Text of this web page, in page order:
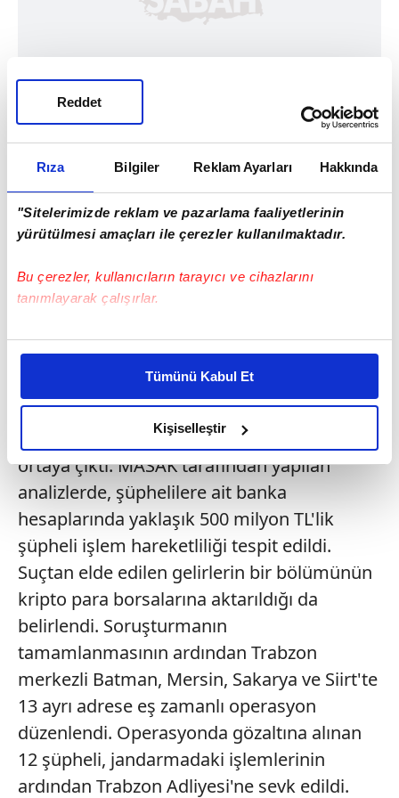
Rıza Bilgiler Reklam Ayarları Hakkında
"Sitelerimizde reklam ve pazarlama faaliyetlerinin
yürütülmesi amaçları ile çerezler kullanılmaktadır.
Bu çerezler, kullanıcıların tarayıcı ve cihazlarını
tanımlayarak çalışırlar.
Bu çerezlere izin vermeniz halinde sizlere özel
daha iyi reklam deneyimi yaşatabiliriz. Bunu yaparken
amacımızın size daha iyi bir reklam deneyimi sunmak
olduğunu ve sizlere en iyi içerikleri sunabilmek adına
elimizden gelen çabayı gösterdiğimizi ve bu noktada,
reklamların maliyetlerimizi karşılamak noktasında tek gelir
kalemimiz olduğunu sizlere hatırlatmak isteriz.
Her halükârda, kullanıcılar, bu çerezlere izin vermedikleri
takdirde, kullanıcılara hedefli reklamlar
gösterilmeyecektir."
Sizlere daha iyi bir hizmet sunabilmek için İnternet
Sitemizde kendimize ve üçüncü kişilere ait çerezler
kullanılmaktadır. Bu çerezler vasıtasıyla çeşitli kişisel
verileriniz işlenmekte olup gerekli olan çerezler bilgi
toplumu hizmetlerinin sunulması amacıyla
kullanılmaktadır. Diğer çerezler, sitemizin daha işlevsel
kılınması ve kişiselleştirilmesi ve sizlere yönelik
reklam/pazarlama faaliyetlerinin yapılması, amaçlarıyla
sınırlı olarak açık rızanız dahilinde kullanılacaktır.
Tümünü Kabul Et
Kişiselleştir
Reddet
Mağdurların kiralık banka hesaplarına para
göndermelerinin ardından ise hem iletişim
hatlarının hem de banka hesaplarının
kapatılarak izlerin kaybettirilmeye çalışıldığı
ortaya çıktı. MASAK tarafından yapılan
analizlerde, şüphelilere ait banka
hesaplarında yaklaşık 500 milyon TL'lik
şüpheli işlem hareketliliği tespit edildi.
Suçtan elde edilen gelirlerin bir bölümünün
kripto para borsalarına aktarıldığı da
belirlendi. Soruşturmanın
tamamlanmasının ardından Trabzon
merkezli Batman, Mersin, Sakarya ve Siirt'te
13 ayrı adrese eş zamanlı operasyon
düzenlendi. Operasyonda gözaltına alınan
12 şüpheli, jandarmadaki işlemlerinin
ardından Trabzon Adliyesi'ne sevk edildi.